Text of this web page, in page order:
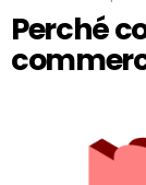
Perché